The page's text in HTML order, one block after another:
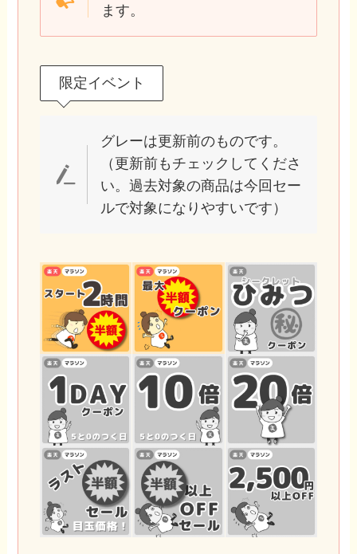
ます。
限定イベント
グレーは更新前のものです。
（更新前もチェックしてくださ
い。過去対象の商品は今回セー
ルで対象になりやすいです）